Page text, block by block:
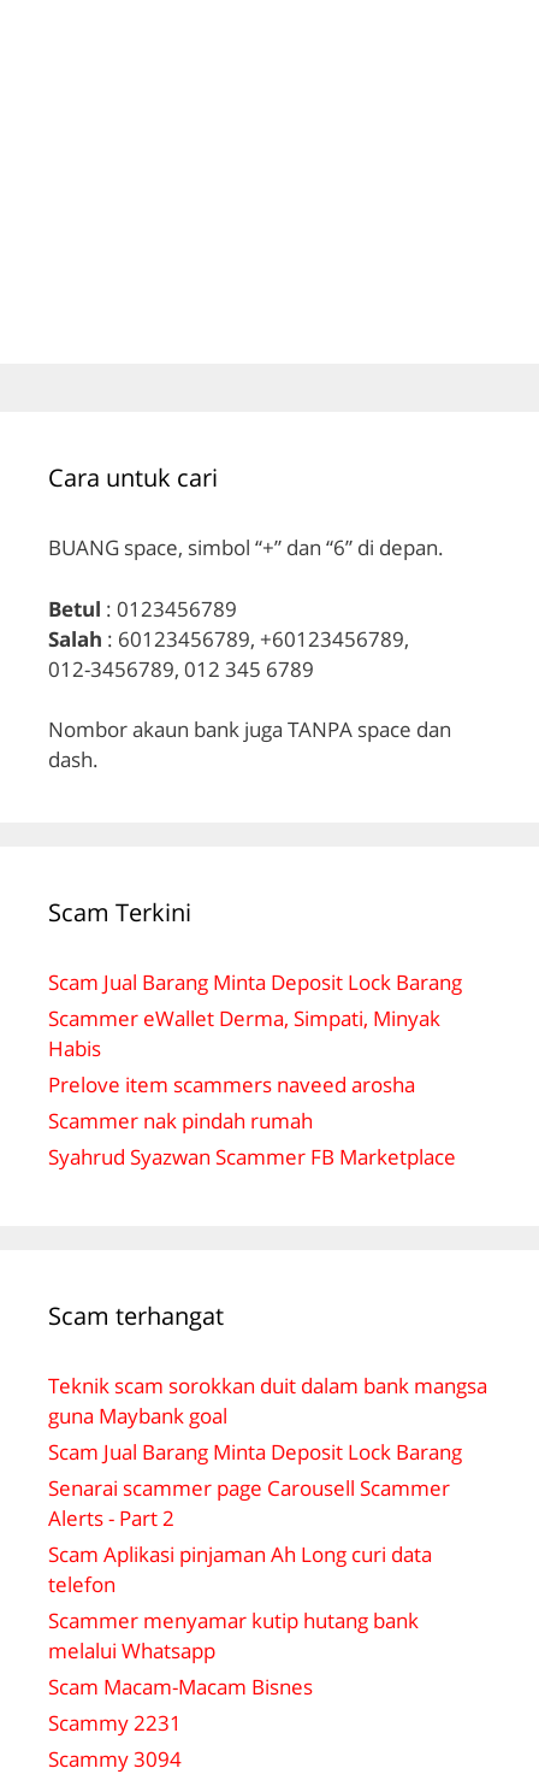
Cara untuk cari
BUANG space, simbol “+” dan “6” di depan.
Betul : 0123456789
Salah : 60123456789, +60123456789,
012-3456789, 012 345 6789
Nombor akaun bank juga TANPA space dan
dash.
Scam Terkini
Scam Jual Barang Minta Deposit Lock Barang
Scammer eWallet Derma, Simpati, Minyak
Habis
Prelove item scammers naveed arosha
Scammer nak pindah rumah
Syahrud Syazwan Scammer FB Marketplace
Scam terhangat
Teknik scam sorokkan duit dalam bank mangsa
guna Maybank goal
Scam Jual Barang Minta Deposit Lock Barang
Senarai scammer page Carousell Scammer
Alerts - Part 2
Scam Aplikasi pinjaman Ah Long curi data
telefon
Scammer menyamar kutip hutang bank
melalui Whatsapp
Scam Macam-Macam Bisnes
Scammy 2231
Scammy 3094